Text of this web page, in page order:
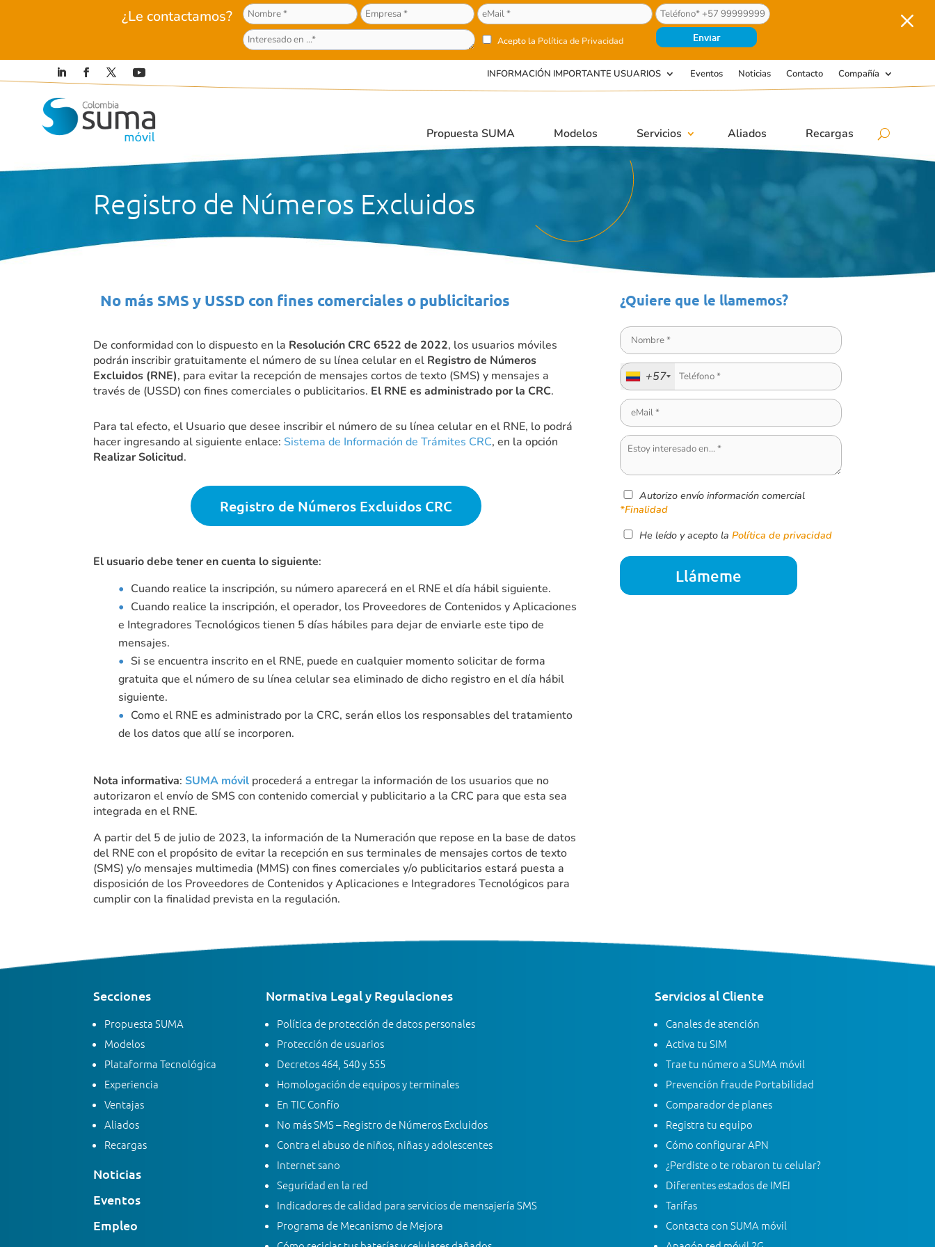
¿Le contactamos?
Acepto la Política de Privacidad
M
INFORMACIÓN IMPORTANTE USUARIOS Eventos Noticias Contacto Compañía
Propuesta SUMA Modelos Servicios Aliados Recargas
Registro de Números Excluidos
No más SMS y USSD con fines comerciales o publicitarios
De conformidad con lo dispuesto en la Resolución CRC 6522 de 2022, los usuarios móviles
podrán inscribir gratuitamente el número de su línea celular en el Registro de Números
Excluidos (RNE), para evitar la recepción de mensajes cortos de texto (SMS) y mensajes a
través de (USSD) con fines comerciales o publicitarios. El RNE es administrado por la CRC.
Para tal efecto, el Usuario que desee inscribir el número de su línea celular en el RNE, lo podrá
hacer ingresando al siguiente enlace: Sistema de Información de Trámites CRC, en la opción
Realizar Solicitud.
Registro de Números Excluidos CRC
El usuario debe tener en cuenta lo siguiente:
Cuando realice la inscripción, su número aparecerá en el RNE el día hábil siguiente.
Cuando realice la inscripción, el operador, los Proveedores de Contenidos y Aplicaciones
e Integradores Tecnológicos tienen 5 días hábiles para dejar de enviarle este tipo de
mensajes.
Si se encuentra inscrito en el RNE, puede en cualquier momento solicitar de forma
gratuita que el número de su línea celular sea eliminado de dicho registro en el día hábil
siguiente.
Como el RNE es administrado por la CRC, serán ellos los responsables del tratamiento
de los datos que allí se incorporen.
Nota informativa:SUMA móvil procederá a entregar la información de los usuarios que no
autorizaron el envío de SMS con contenido comercial y publicitario a la CRC para que esta sea
integrada en el RNE.
A partir del 5 de julio de 2023, la información de la Numeración que repose en la base de datos
del RNE con el propósito de evitar la recepción en sus terminales de mensajes cortos de texto
(SMS) y/o mensajes multimedia (MMS) con fines comerciales y/o publicitarios estará puesta a
disposición de los Proveedores de Contenidos y Aplicaciones e Integradores Tecnológicos para
cumplir con la finalidad prevista en la regulación.
¿Quiere que le llamemos?
+57
Autorizo envío información comercial
*Finalidad
He leído y acepto laPolítica de privacidad
Secciones
Propuesta SUMA
Modelos
Plataforma Tecnológica
Experiencia
Ventajas
Aliados
Recargas
Noticias
Eventos
Empleo
Normativa Legal y Regulaciones
Política de protección de datos personales
Protección de usuarios
Decretos 464, 540 y 555
Homologación de equipos y terminales
En TIC Confío
No más SMS – Registro de Números Excluidos
Contra el abuso de niños, niñas y adolescentes
Internet sano
Seguridad en la red
Indicadores de calidad para servicios de mensajería SMS
Programa de Mecanismo de Mejora
Servicios al Cliente
Canales de atención
Activa tu SIM
Trae tu número a SUMA móvil
Prevención fraude Portabilidad
Comparador de planes
Registra tu equipo
Cómo configurar APN
¿Perdiste o te robaron tu celular?
Diferentes estados de IMEI
Tarifas
Contacta con SUMA móvil